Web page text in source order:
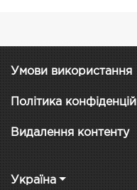
Умови використання
Політика
Видалення контенту
Україна